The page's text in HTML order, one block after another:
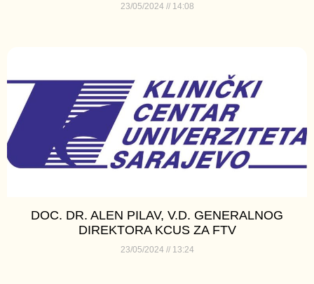
23/05/2024 14:08
DOC. DR. ALEN PILAV, V.D. GENERALNOG
DIREKTORA KCUS ZA FTV
23/05/2024 13:24